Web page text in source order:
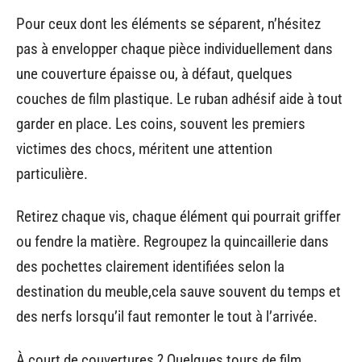
Pour ceux dont les éléments se séparent, n’hésitez
pas à envelopper chaque pièce individuellement dans
une couverture épaisse ou, à défaut, quelques
couches de film plastique. Le ruban adhésif aide à tout
garder en place. Les coins, souvent les premiers
victimes des chocs, méritent une attention
particulière.
Retirez chaque vis, chaque élément qui pourrait griffer
ou fendre la matière. Regroupez la quincaillerie dans
des pochettes clairement identifiées selon la
destination du meuble,cela sauve souvent du temps et
des nerfs lorsqu’il faut remonter le tout à l’arrivée.